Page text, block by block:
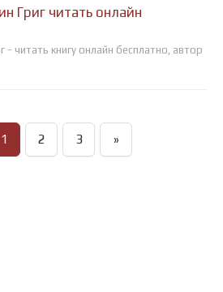
Григ читать онлайн
- читать книгу онлайн бесплатно, автор
1 2 3 »